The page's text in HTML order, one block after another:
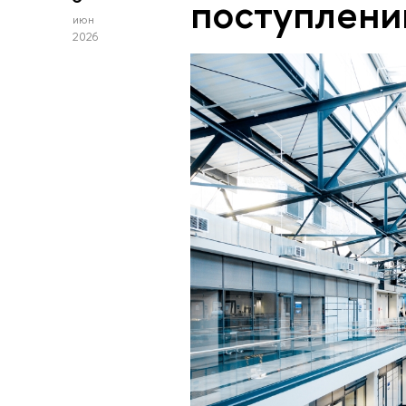
июн
2026